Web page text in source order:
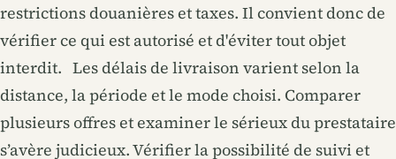
restrictions douanières et taxes. Il convient donc de
vérifier ce qui est autorisé et d'éviter tout objet
interdit. Les délais de livraison varient selon la
distance, la période et le mode choisi. Comparer
plusieurs offres et examiner le sérieux du prestataire
s’avère judicieux. Vérifier la possibilité de suivi et